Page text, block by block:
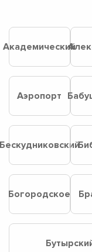
Академический
Аэропорт
Богородское